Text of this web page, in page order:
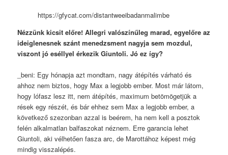
https://gfycat.com/distantweeibadanmalimbe
Nézzünk kicsit előre! Allegri valószínűleg marad, egyelőre az
ideiglenesnek szánt menedzsment nagyja sem mozdul,
viszont jó eséllyel érkezik Giuntoli. Jó ez így?
_beni: Egy hónapja azt mondtam, nagy átépítés várható és
ahhoz nem biztos, hogy Max a legjobb ember. Most már látom,
hogy lófasz lesz itt, nem átépítés, maximum betömögetjük a
rések egy részét, és bár ehhez sem Max a legjobb ember, a
következő szezonban azzal is beérem, ha nem kell a posztok
felén alkalmatlan balfaszokat néznem. Erre garancia lehet
Giuntoli, aki vélhetően fasza arc, de Marottához képest még
mindig visszalépés.